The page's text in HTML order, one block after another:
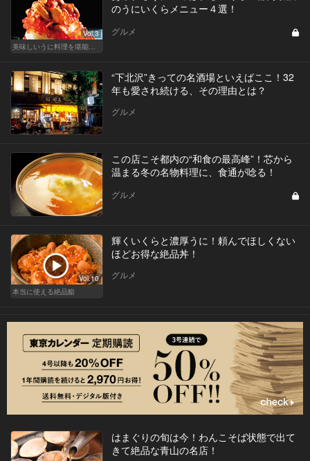
Vol.3
美味しいうに料理を堪能できる東京の名店
のうにいくらメニュー４選！
グルメ
“下北沢”きっての名酒場といえばここ！32
年も愛され続ける、その理由とは？
グルメ
この店こそ都内の“和食の最高峰”！芯から
温まる冬の名物料理に、食通が唸る！
グルメ
Vol.10
本当に使える絶品鮨
輝くいくらと濃厚うに！頼んでほしくない
ほどお得な絶品丼！
グルメ
はまぐりの旬は今！わんこそば状態で出て
きて絶品な青山の名店！